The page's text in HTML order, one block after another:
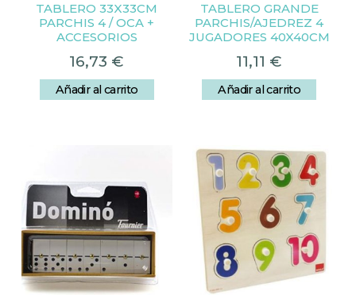
TABLERO 33X33CM
PARCHIS 4 / OCA +
ACCESORIOS
16,73 €
Añadir al carrito
TABLERO GRANDE
PARCHIS/AJEDREZ 4
JUGADORES 40X40CM
11,11 €
Añadir al carrito